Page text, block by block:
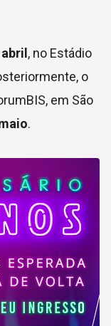
, no Estádio
o
em São
.